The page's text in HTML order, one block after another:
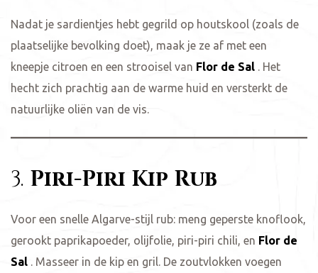
Nadat je sardientjes hebt gegrild op houtskool (zoals de
plaatselijke bevolking doet), maak je ze af met een
kneepje citroen en een strooisel van Flor de Sal . Het
hecht zich prachtig aan de warme huid en versterkt de
natuurlijke oliën van de vis.
3. Piri-Piri Kip Rub
Voor een snelle Algarve-stijl rub: meng geperste knoflook,
gerookt paprikapoeder, olijfolie, piri-piri chili, en Flor de
Sal . Masseer in de kip en gril. De zoutvlokken voegen